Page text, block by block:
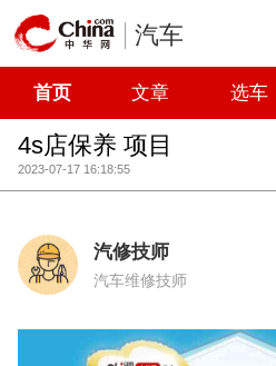
汽车
首页 文章 选车
4s店保养 项目
2023-07-17 16:18:55
汽修技师
汽车维修技师